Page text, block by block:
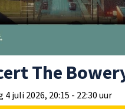
The
juli 2026, 20:15 - 22:30 uur